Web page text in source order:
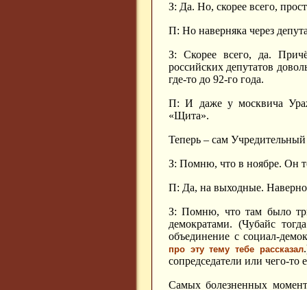
З: Да. Но, скорее всего,
П: Но наверняка через
З: Скорее всего, да.
российских депутатов
где-то до 92-го года.
П: И даже у москвича
«Щита».
Теперь – сам
З: Помню, что в ноябре. Он
П: Да, на выходные.
З: Помню, что там было
демократами. (Чубайс
объединение с социал-
про эту тему тебе рассказал
сопредседатели или чего-то
Самых болезненных